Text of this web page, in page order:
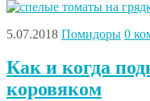
5.07.2018 Помидоры 0
Как и когда
коровяком